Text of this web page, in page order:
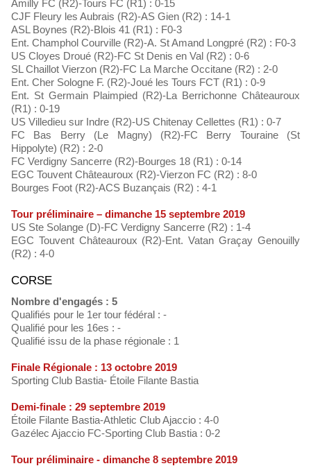
Amilly FC (R2)-Tours FC (R1) : 0-15
CJF Fleury les Aubrais (R2)-AS Gien (R2) : 14-1
ASL Boynes (R2)-Blois 41 (R1) : F0-3
Ent. Champhol Courville (R2)-A. St Amand Longpré (R2) : F0-3
US Cloyes Droué (R2)-FC St Denis en Val (R2) : 0-6
SL Chaillot Vierzon (R2)-FC La Marche Occitane (R2) : 2-0
Ent. Cher Sologne F. (R2)-Joué les Tours FCT (R1) : 0-9
Ent. St Germain Plaimpied (R2)-La Berrichonne Châteauroux
(R1) : 0-19
US Villedieu sur Indre (R2)-US Chitenay Cellettes (R1) : 0-7
FC Bas Berry (Le Magny) (R2)-FC Berry Touraine (St
Hippolyte) (R2) : 2-0
FC Verdigny Sancerre (R2)-Bourges 18 (R1) : 0-14
EGC Touvent Châteauroux (R2)-Vierzon FC (R2) : 8-0
Bourges Foot (R2)-ACS Buzançais (R2) : 4-1
Tour préliminaire – dimanche 15 septembre 2019
US Ste Solange (D)-FC Verdigny Sancerre (R2) : 1-4
EGC Touvent Châteauroux (R2)-Ent. Vatan Graçay Genouilly
(R2) : 4-0
CORSE
Nombre d'engagés : 5
Qualifiés pour le 1er tour fédéral : -
Qualifié pour les 16es : -
Qualifié issu de la phase régionale : 1
Finale Régionale : 13 octobre 2019
Sporting Club Bastia- Étoile Filante Bastia
Demi-finale : 29 septembre 2019
Étoile Filante Bastia-Athletic Club Ajaccio : 4-0
Gazélec Ajaccio FC-Sporting Club Bastia : 0-2
Tour préliminaire - dimanche 8 septembre 2019